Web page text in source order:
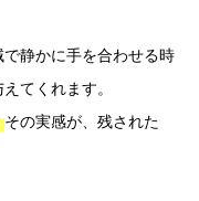
静かに手を合わせる時
てくれます。
その実感が、残された